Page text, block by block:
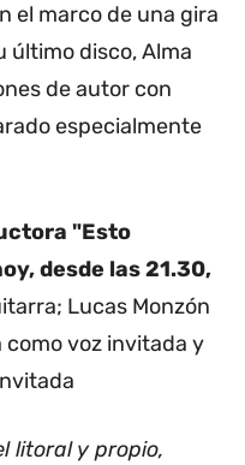
el marco de una gira
último disco, Alma
de autor con
especialmente
"Esto
desde las 21.30,
Lucas Monzón
como voz invitada y
litoral y propio,